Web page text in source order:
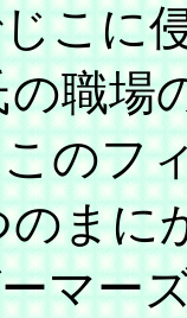
こに
の職場
のフ
のまに
マー